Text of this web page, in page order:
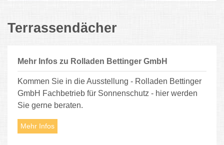
Terrassendächer
Mehr Infos zu Rolladen Bettinger GmbH
Kommen Sie in die Ausstellung - Rolladen Bettinger
GmbH Fachbetrieb für Sonnenschutz - hier werden
Sie gerne beraten.
Mehr Infos